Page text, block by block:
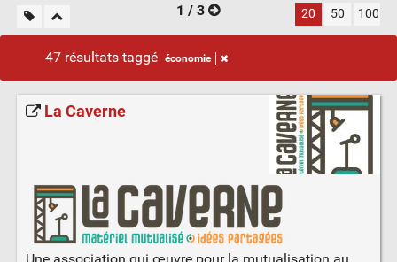
1 / 3 20 50 100
47 résultats taggé économie
La Caverne